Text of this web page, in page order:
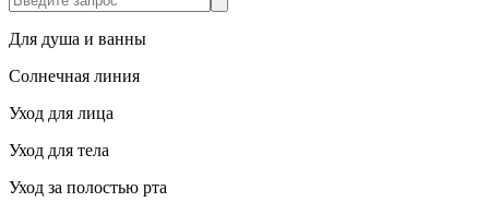
Для душа и ванны
Солнечная линия
Уход для лица
Уход для тела
Уход за полостью рта